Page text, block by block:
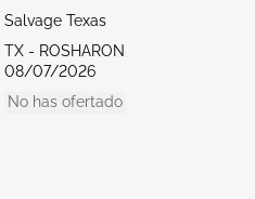
Salvage Texas
TX - ROSHARON
08/07/2026
No has ofertado